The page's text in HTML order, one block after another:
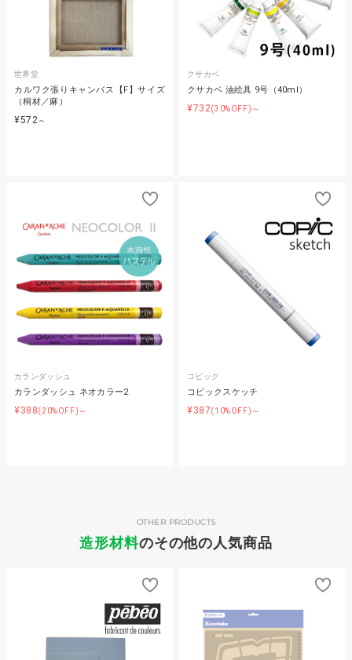
世界堂
カルワク張りキャンバス【F】サイズ
（桐材／麻）
¥572～
クサカベ
クサカベ 油絵具 9号（40ml）
¥732(30%OFF)～
カランダッシュ
カランダッシュ ネオカラー2
¥388(20%OFF)～
コピック
コピックスケッチ
¥387(10%OFF)～
造形材料のその他の人気商品
OTHER PRODUCTS